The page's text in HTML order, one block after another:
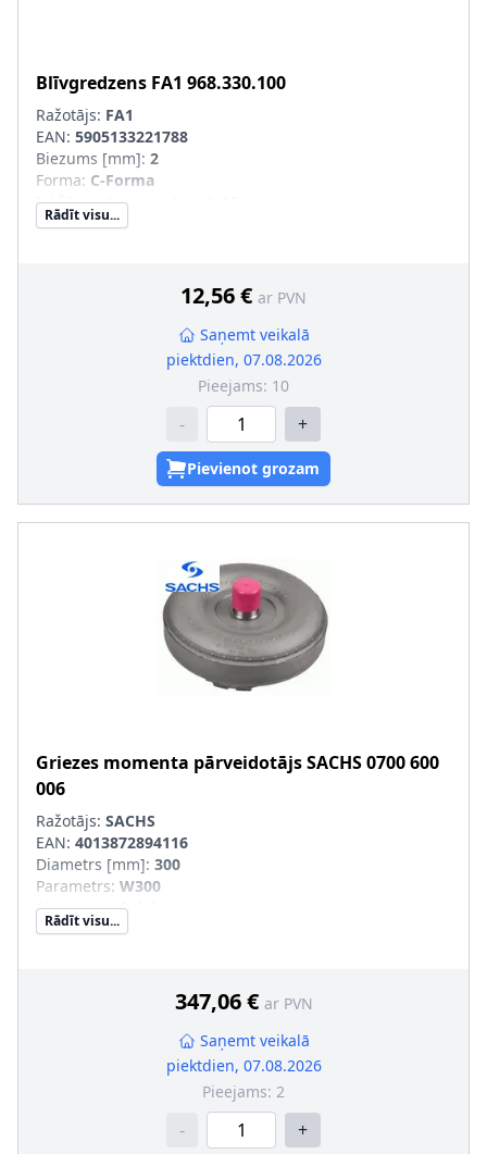
Blīvgredzens FA1 968.330.100
Ražotājs: FA1
EAN: 5905133221788
Biezums [mm]: 2
Forma: C-Forma
Iekšējais diametrs [mm]
Ārējais diametrs [mm]
Rādīt visu...
12,56 € ar PVN
Saņemt veikalā
piektdien, 07.08.2026
Pieejams: 10
- +
Pievienot grozam
Griezes momenta pārveidotājsSACHS0700 600
006
Ražotājs: SACHS
EAN: 4013872894116
Diametrs [mm]: 300
Parametrs: W300
Aizvietojamā daļa
SVHC:Informācija nav pieejama, lūdzu, griezieties pie
Rādīt visu...
347,06 € ar PVN
Saņemt veikalā
piektdien, 07.08.2026
Pieejams: 2
- +